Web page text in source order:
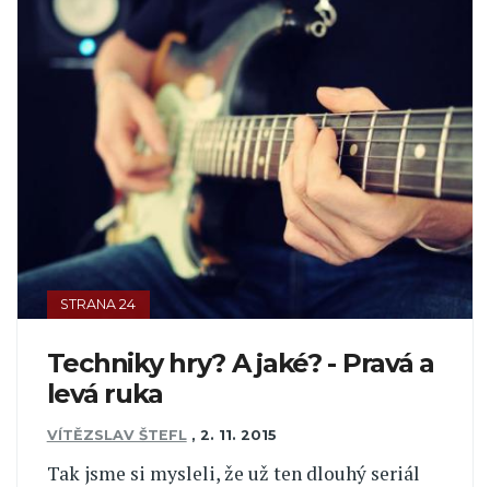
STRANA 24
Techniky hry? A jaké? - Pravá a
levá ruka
VÍTĚZSLAV ŠTEFL , 2. 11. 2015
Tak jsme si mysleli, že už ten dlouhý seriál